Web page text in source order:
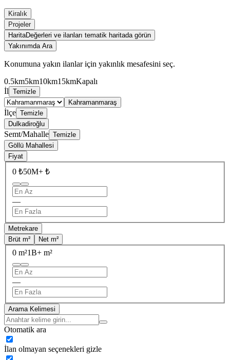
Kiralık
Projeler
HaritaDeğerleri ve ilanları tematik haritada görün
Yakınımda Ara
Konumuna yakın ilanlar için yakınlık mesafesini seç.
0.5km5km10km15kmKapalı
İl Temizle
Kahramanmaraş
İlçe Temizle
Dulkadiroğlu
Semt/Mahalle Temizle
Göllü Mahallesi
Fiyat
0 ₺50M+ ₺
—
Metrekare
Brüt m²
Net m²
0 m²1B+ m²
—
Arama Kelimesi
Otomatik ara
İlan olmayan seçenekleri gizle